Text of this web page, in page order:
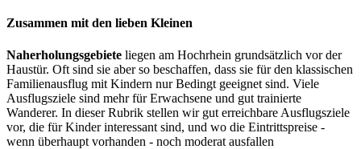
Zusammen mit den lieben Kleinen
Naherholungsgebiete liegen am Hochrhein grundsätzlich vor der
Haustür. Oft sind sie aber so beschaffen, dass sie für den klassischen
Familienausflug mit Kindern nur Bedingt geeignet sind. Viele
Ausflugsziele sind mehr für Erwachsene und gut trainierte
Wanderer. In dieser Rubrik stellen wir gut erreichbare Ausflugsziele
vor, die für Kinder interessant sind, und wo die Eintrittspreise -
wenn überhaupt vorhanden - noch moderat ausfallen